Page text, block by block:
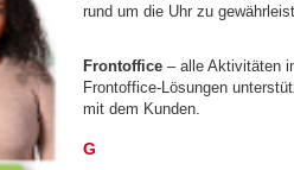
rund um die Uhr zu
Frontoffice – alle Aktivitäten
Frontoffice-Lösungen
mit dem Kunden.
G